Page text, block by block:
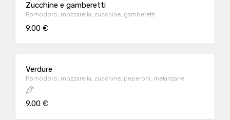
Zucchine e gamberetti
Pomodoro, mozzarella, zucchine, gamberetti
9.00 €
Verdure
Pomodoro, mozzarella, zucchine, peperoni, melanzane
9.00 €